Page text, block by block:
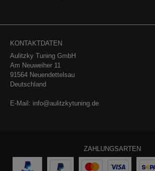
KONTAKTDATEN
Aulitzky Tuning GmbH
Am Neuweiher 11
91564 Neuendettelsau
Deutschland
E-Mail: info@aulitzkytuning.de
ZAHLUNGSARTEN